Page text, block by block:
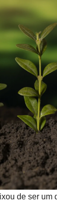
de ser um